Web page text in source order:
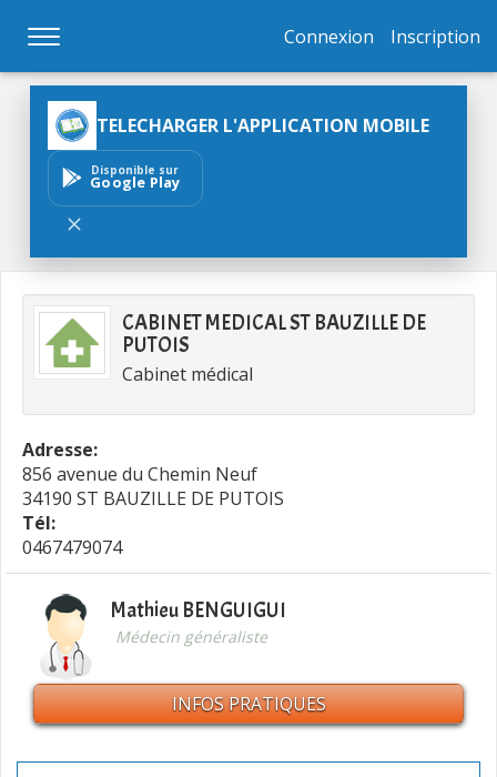
Connexion Inscription
TELECHARGER L'APPLICATION MOBILE
Disponible sur
Google Play
CABINET MEDICAL ST BAUZILLE DE
PUTOIS
Cabinet médical
Adresse:
856 avenue du Chemin Neuf
34190 ST BAUZILLE DE PUTOIS
Tél:
0467479074
Mathieu BENGUIGUI
Médecin généraliste
INFOS PRATIQUES